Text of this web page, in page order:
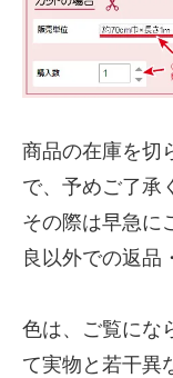
商品の在庫を切
で、予めご了承
その際は早急に
良以外での返品
色は、ご覧にな
て実物と若干異